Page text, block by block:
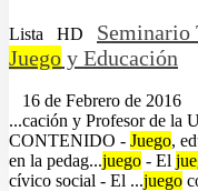
Lista HD
Juego y Educación
16 de Febrero de 2016
...cación y Profesor de la
CONTENIDO - Juego,
en la pedag...juego - El
cívico social - El ...juego